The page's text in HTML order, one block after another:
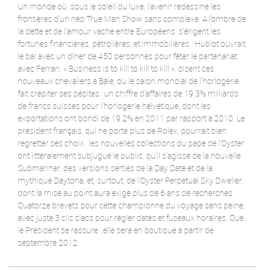
Un monde où, sous le soleil du luxe, l’avenir redessine les
frontières d’un néo True Man Show sans complexe. A l’ombre de
la dette et de l’amour vache entre Européens, s’érigent les
fortunes financières, pétrolières, et immobilières . Hublot ouvrait
le bal avec un dîner de 450 personnes pour fêter le partenariat
avec Ferrari. « Business is to kill to kill to kill », disent ces
nouveaux chevaliers à Bâle, où le salon mondial de l’horlogerie
fait crépiter ses pépites : un chiffre d’affaires de 19,3% milliards
de francs suisses pour l’horlogerie hélvétique, dont les
exportations ont bondi de 19,2% en 2011 par rapport à 2010. Le
président français, qui ne porte plus de Rolex, pourrait bien
regretter ses choix : les nouvelles collections du pape de l’Oyster
ont littéralement subjugué le public, qu’il s’agisse de la nouvelle
Submariner, des versions serties de la Day Date et de la
mythique Daytona, et, surtout, de l’Oyster Perpetual Sky Dweller,
dont la mise au point aura exigé plus de 6 ans de recherches.
Quatorze brevets pour cette championne du voyage sans peine,
avec juste 3 clic clacs pour régler dates et fuseaux horaires. Que
le Président se rassure : elle sera en boutique à partir de
septembre 2012.